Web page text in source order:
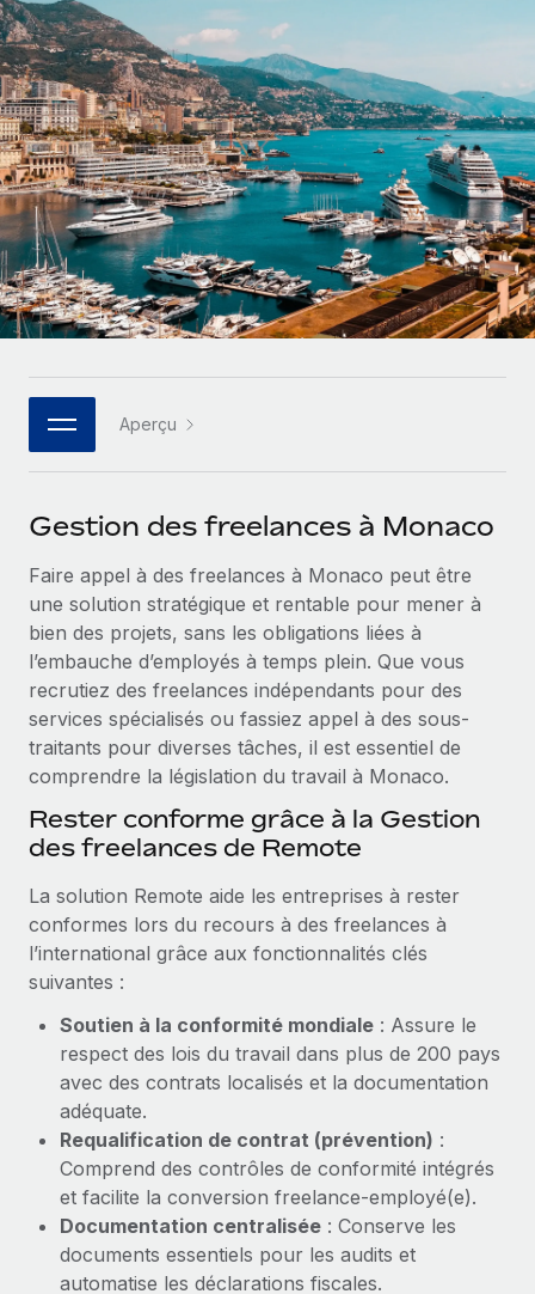
Gestion des freelances
Intégrez et gérez vos freelances partout dans le monde
PEO
Sous-traitez les opérations complexes liées à l’emploi
INFRASTRUCTURE
Intégration Remote
Intégrez vos RH aux flux de travail en toute simplicité
Plateforme
Des fonctions RH clés intégrées pour votre équipe
Connectez n'importe quel outil d’IA à Remote grâce à
notre MCP
Rationalisez vos processus avec des outils essentiels
SERVICES
Demandez aux experts
Recevez des conseils d’experts sur les RH à
l’international et la conformité
Contrôles d’antécédents
Simplifiez vos processus de présélection des
candidats
Gardez un temps d’avance sur les risques en
matière de conformité
Gestion des appareils
dans le monde entier
Création d’entité
Établissez des entités rapidement et en toute
conformité
Mobilité et déménagement international
Organisez facilement le déménagement de vos
employés
Comparer Remote
Examinez notre service par rapport aux autres
CROISSANCE
Start-ups
Des solutions agiles et internationales pour les RH et la
paie des entreprises en pleine croissance
Entreprises intermédiaires
Développez vos équipes avec des solutions RH sur
mesure
Entreprise
Les RH à l’international pour les grandes entreprises
Partenaires stratégiques de la tech
Devenir partenaire
Explorez avec nous vos opportunités de partenariat
Remote Build
Bientôt disponible
Conseil en intégrations et automatisations assistées par
ÉTUDES DE CAS
pays
Calculateur de paiement des freelances
Découvrez les devises disponibles et les vitesses de
paiement pour vos freelances internationaux
APPRENDRE AVEC REMOTE
Recherche et guides
Études de cas
Checklists et modèles
Descriptions de postes
Salle de presse
Données sur les salaires et les talents
Centre de ressources
Obtenir de l’aide
Voir toutes les ressources
Paie multipays
EOR et PEO
Taxes
Explorer le blog
Mises à jour des produits de Remote :
Intégrations Gusto et Xero et Gestion des
freelances Plus
Nederlands
Français
Deutsch
Español
Italiano
Português (Portugal)
日本語
한국어
Connexion
Aperçu
Gestion des freelances à Monaco
Faire appel à des freelances à Monaco peut être
une solution stratégique et rentable pour mener à
bien des projets, sans les obligations liées à
l’embauche d’employés à temps plein. Que vous
recrutiez des freelances indépendants pour des
services spécialisés ou fassiez appel à des sous-
traitants pour diverses tâches, il est essentiel de
comprendre la législation du travail à Monaco.
Rester conforme grâce à la Gestion
des freelances de Remote
La solution Remote aide les entreprises à rester
conformes lors du recours à des freelances à
l’international grâce aux fonctionnalités clés
suivantes :
Soutien à la conformité mondiale : Assure le
respect des lois du travail dans plus de 200 pays
avec des contrats localisés et la documentation
adéquate.
Requalification de contrat (prévention) :
Comprend des contrôles de conformité intégrés
et facilite la conversion freelance‑employé(e).
Documentation centralisée : Conserve les
documents essentiels pour les audits et
automatise les déclarations fiscales.